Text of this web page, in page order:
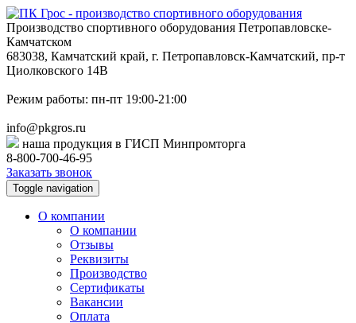
Производство спортивного оборудования Петропавловске-
Камчатском
683038, Камчатский край, г. Петропавловск-Камчатский, пр-т
Циолковского 14В
Режим работы: пн-пт 19:00-21:00
info@pkgros.ru
наша продукция в ГИСП Минпромторга
8-800-700-46-95
Заказать звонок
Toggle navigation
О компании
О компании
Отзывы
Реквизиты
Производство
Сертификаты
Вакансии
Оплата